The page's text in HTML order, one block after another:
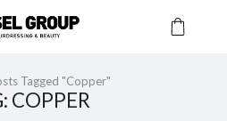
Tagged "copper"
COPPER